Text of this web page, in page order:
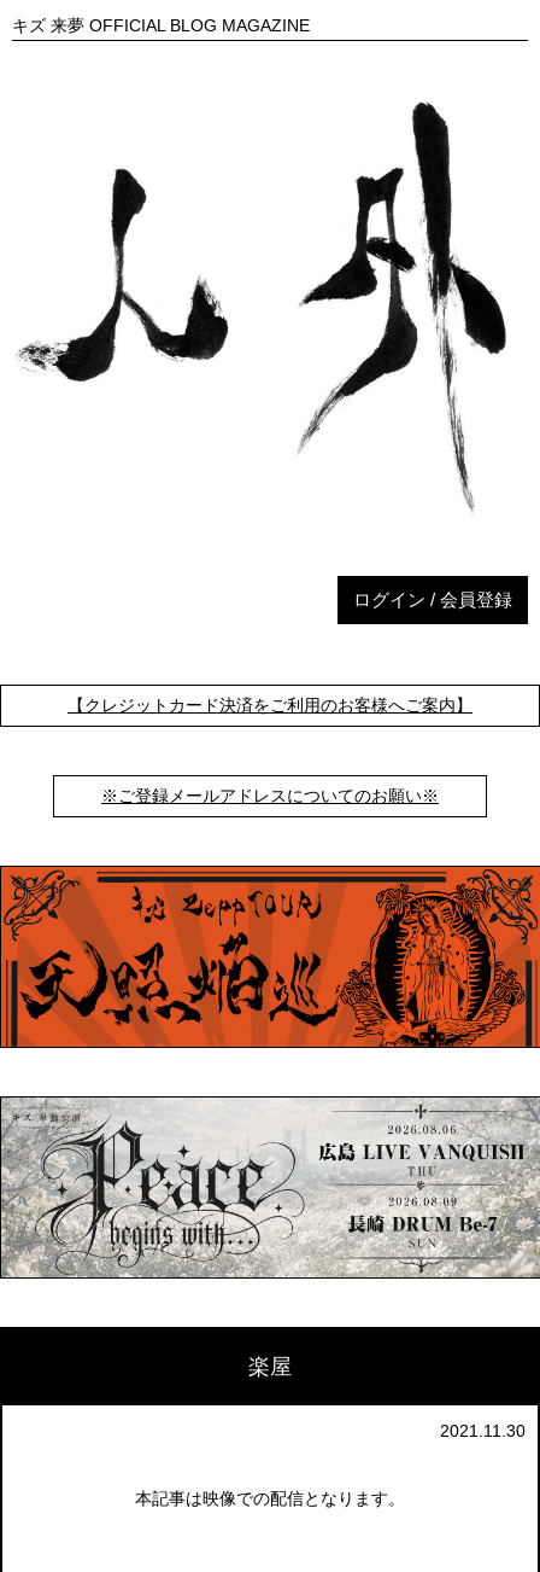
キズ 来夢 OFFICIAL BLOG MAGAZINE
ログイン / 会員登録
【クレジットカード決済をご利用のお客様へご案内】
※ご登録メールアドレスについてのお願い※
楽屋
2021.11.30
本記事は映像での配信となります。